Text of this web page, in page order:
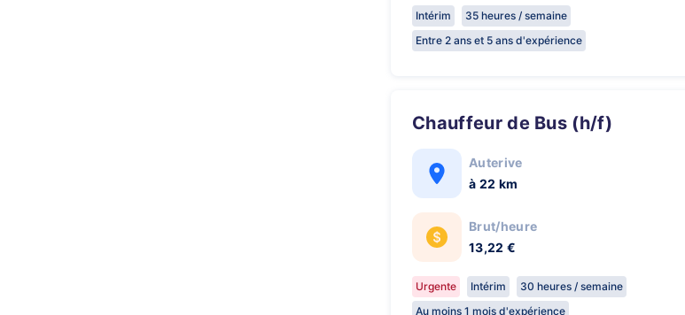
Intérim
35 heures / semaine
Entre 2 ans et 5 ans d'expérience
Chauffeur de Bus (h/f)
Auterive
à 22 km
Brut/heure
13,22 €
Urgente Intérim
30 heures / semaine
Au moins 1 mois d'expérience